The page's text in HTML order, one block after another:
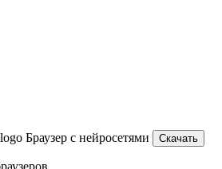
Браузер с нейросетями Скачать